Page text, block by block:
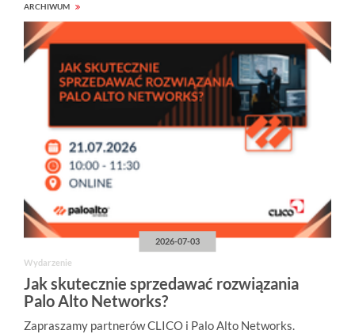
ARCHIWUM
2026-07-03
Wydarzenie
Jak skutecznie sprzedawać rozwiązania
Palo Alto Networks?
Zapraszamy partnerów CLICO i Palo Alto Networks.